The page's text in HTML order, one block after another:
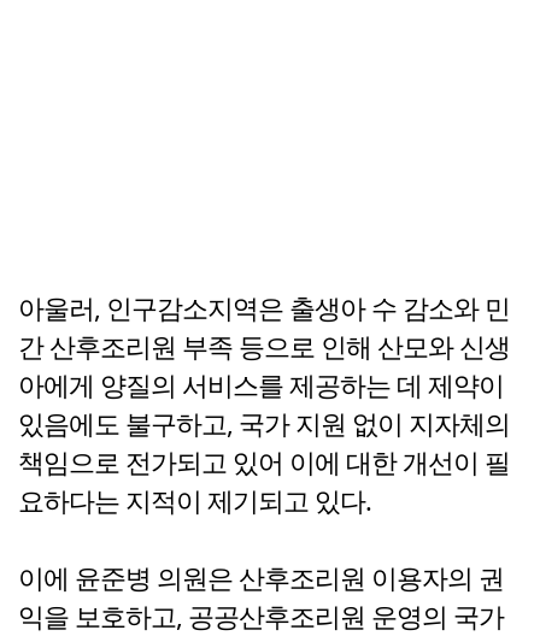
아울러, 인구감소지역은 출생아 수 감소와 민
간 산후조리원 부족 등으로 인해 산모와 신생
아에게 양질의 서비스를 제공하는 데 제약이
있음에도 불구하고, 국가 지원 없이 지자체의
책임으로 전가되고 있어 이에 대한 개선이 필
요하다는 지적이 제기되고 있다.
이에 윤준병 의원은 산후조리원 이용자의 권
익을 보호하고, 공공산후조리원 운영의 국가